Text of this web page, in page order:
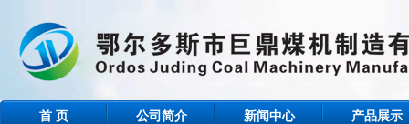
首 页 公司简介 新闻中心 产品展示